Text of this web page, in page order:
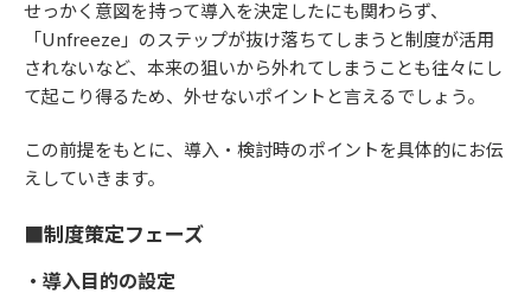
せっかく意図を持って導入を決定したにも関わらず、
「Unfreeze」のステップが抜け落ちてしまうと制度が活用
されないなど、本来の狙いから外れてしまうことも往々にし
て起こり得るため、外せないポイントと言えるでしょう。
この前提をもとに、導入・検討時のポイントを具体的にお伝
えしていきます。
■制度策定フェーズ
・導入目的の設定